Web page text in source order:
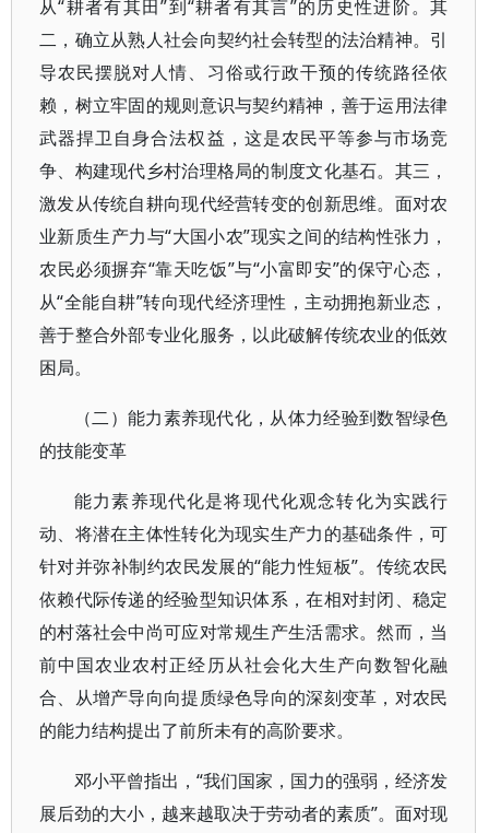
从“耕者有其田”到“耕者有其言”的历史性进阶。其
二，确立从熟人社会向契约社会转型的法治精神。引
导农民摆脱对人情、习俗或行政干预的传统路径依
赖，树立牢固的规则意识与契约精神，善于运用法律
武器捍卫自身合法权益，这是农民平等参与市场竞
争、构建现代乡村治理格局的制度文化基石。其三，
激发从传统自耕向现代经营转变的创新思维。面对农
业新质生产力与“大国小农”现实之间的结构性张力，
农民必须摒弃“靠天吃饭”与“小富即安”的保守心态，
从“全能自耕”转向现代经济理性，主动拥抱新业态，
善于整合外部专业化服务，以此破解传统农业的低效
困局。
（二）能力素养现代化，从体力经验到数智绿色
的技能变革
能力素养现代化是将现代化观念转化为实践行
动、将潜在主体性转化为现实生产力的基础条件，可
针对并弥补制约农民发展的“能力性短板”。传统农民
依赖代际传递的经验型知识体系，在相对封闭、稳定
的村落社会中尚可应对常规生产生活需求。然而，当
前中国农业农村正经历从社会化大生产向数智化融
合、从增产导向向提质绿色导向的深刻变革，对农民
的能力结构提出了前所未有的高阶要求。
邓小平曾指出，“我们国家，国力的强弱，经济发
展后劲的大小，越来越取决于劳动者的素质”。面对现